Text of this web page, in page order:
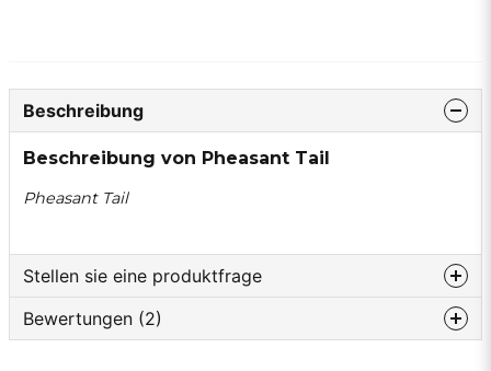
Beschreibung
Beschreibung von Pheasant Tail
Pheasant Tail
Stellen sie eine produktfrage
question
Fragen sie uns etwas zu diesem produkt...
Bewertungen (2)